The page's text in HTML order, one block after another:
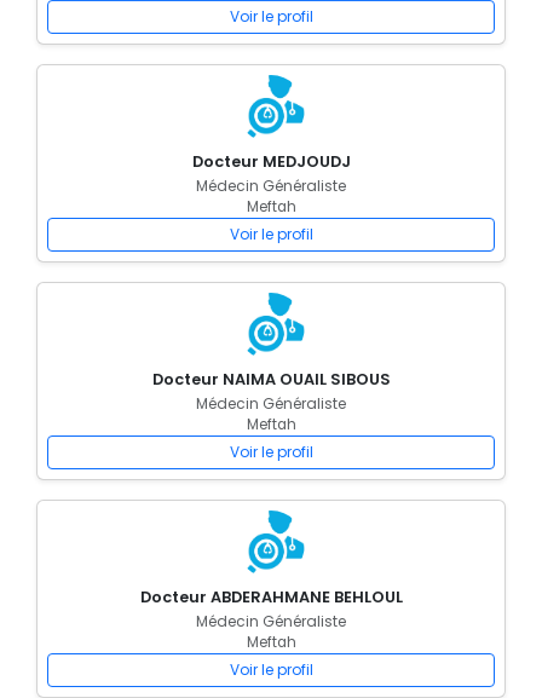
Voir le profil
Docteur MEDJOUDJ
Médecin Généraliste
Meftah
Voir le profil
Docteur NAIMA OUAIL SIBOUS
Médecin Généraliste
Meftah
Voir le profil
Docteur ABDERAHMANE BEHLOUL
Médecin Généraliste
Meftah
Voir le profil